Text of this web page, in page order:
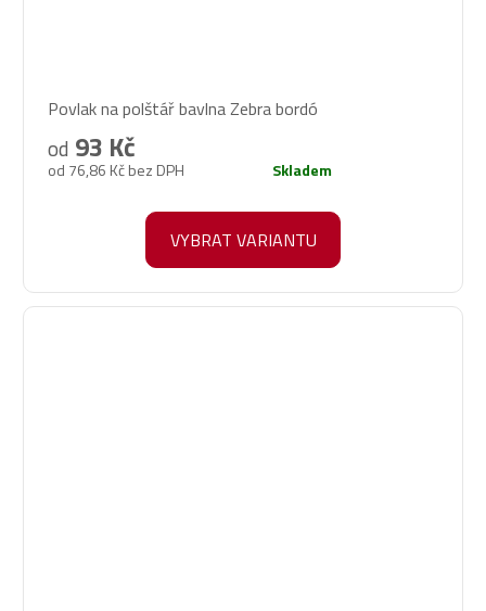
hodnocení
produktu
je
Povlak na polštář bavlna Zebra bordó
od 76,86 Kč bez DPH
od 93 Kč
Skladem
VYBRAT VARIANTU